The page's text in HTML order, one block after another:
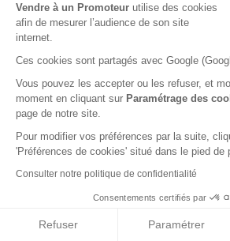
Vendre à un Promoteur utilise des cookies
afin de mesurer l’audience de son site
internet.
Ces cookies sont partagés avec Google
Vous pouvez les accepter ou les refuser, et
moment en cliquant sur Paramétrage des
page de notre site.
Pour modifier vos préférences par la suite,
'Préférences de cookies' situé dans le pied de
Consulter notre politique de confidentialité
Consentements certifiés par
Refuser Paramétrer
La Covid-19 porte un coup brutal à la
construire